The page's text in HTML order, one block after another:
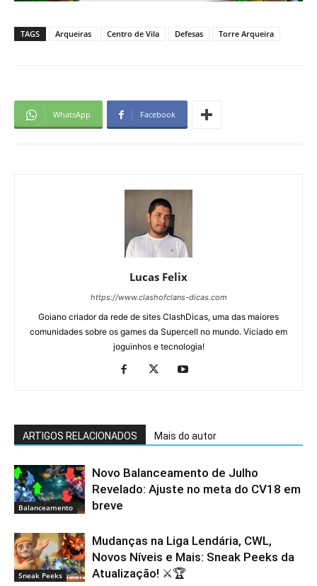
TAGS Arqueiras Centro de Vila Defesas Torre Arqueira
WhatsApp Facebook
Lucas Felix
https://www.clashofclans-dicas.com
Goiano criador da rede de sites ClashDicas, uma das maiores
comunidades sobre os games da Supercell no mundo. Viciado em
joguinhos e tecnologia!
ARTIGOS RELACIONADOS Mais do autor
Balanceamento
Novo Balanceamento de Julho
Revelado: Ajuste no meta do CV18 em
breve
Sneak Peeks
Mudanças na Liga Lendária, CWL,
Novos Níveis e Mais: Sneak Peeks da
Atualização! ⚔️🏆